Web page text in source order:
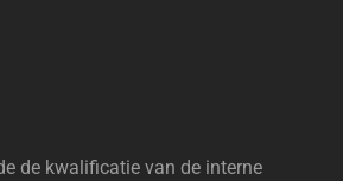
de kwalificatie van de interne